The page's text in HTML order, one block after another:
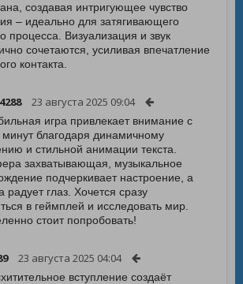
создавая интригующее чувство
– идеально для затягивающего
процесса. Визуализация и звук
сочетаются, усиливая впечатление
контакта.
23 августа 2025 09:04
игра привлекает внимание с
благодаря динамичному
и стильной анимации текста.
захватывающая, музыкальное
подчеркивает настроение, а
радует глаз. Хочется сразу
в геймплей и исследовать мир.
стоит попробовать!
23 августа 2025 04:04
вступление создаёт